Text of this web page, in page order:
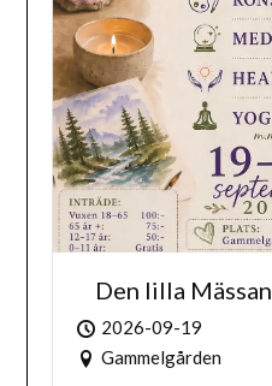
Den lilla Mässan
2026-09-19
Gammelgården